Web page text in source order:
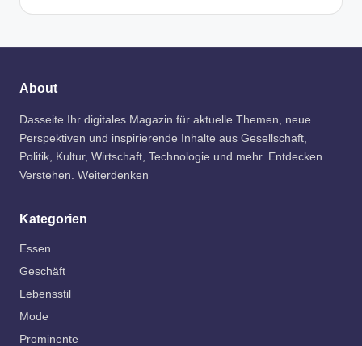
About
Dasseite Ihr digitales Magazin für aktuelle Themen, neue
Perspektiven und inspirierende Inhalte aus Gesellschaft,
Politik, Kultur, Wirtschaft, Technologie und mehr. Entdecken.
Verstehen. Weiterdenken
Kategorien
Essen
Geschäft
Lebensstil
Mode
Prominente